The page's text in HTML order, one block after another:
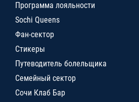
Программа лояльности
Sochi Queens
Фан-сектор
Стикеры
Путеводитель болельщика
Семейный сектор
Сочи Клаб Бар